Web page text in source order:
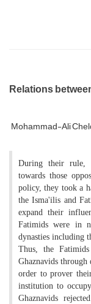
Relations
Mohammad-Ali
During their rule,
towards those
policy, they took a
the Isma'ilis and
expand their
Fatimids were in
dynasties including
Thus, the
Ghaznavids through
order to prover
institution to
Ghaznavids